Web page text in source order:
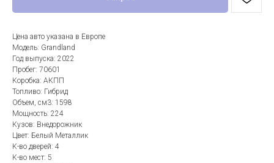
Цена авто указана в Европе
Модель: Grandland
Год выпуска: 2022
Пробег: 70601
Коробка: АКПП
Топливо: Гибрид
Объем, см3: 1598
Мощность: 224
Кузов: Внедорожник
Цвет: Белый Металлик
К-во дверей: 4
К-во мест: 5